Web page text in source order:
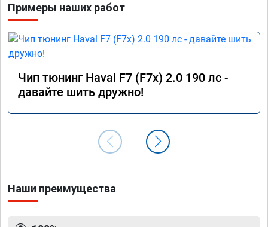
Примеры наших работ
Чип тюнинг Haval F7 (F7x) 2.0 190 лс -
давайте шить дружно!
Наши преимущества